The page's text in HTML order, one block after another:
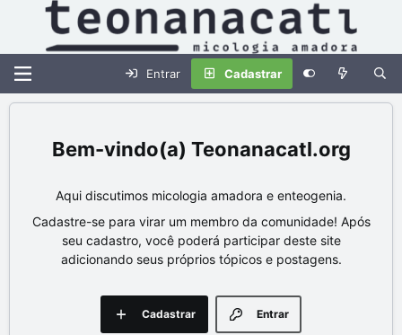
Entrar Cadastrar
Teonanacatl.org
Aqui discutimos micologia amadora e enteogenia.
Cadastre-se para virar um membro da comunidade! Após
seu cadastro, você poderá participar deste site
adicionando seus próprios tópicos e postagens.
Entrar
Cadastrar